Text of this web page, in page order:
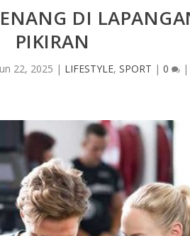
DI
PIKIRAN
22, 2025 | LIFESTYLE,SPORT |0